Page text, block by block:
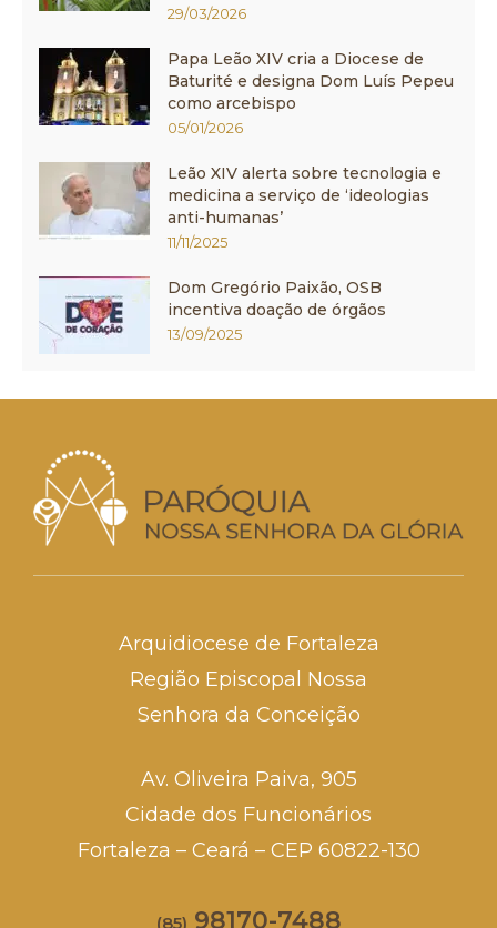
29/03/2026
Papa Leão XIV cria a Diocese de
Baturité e designa Dom Luís Pepeu
como arcebispo
05/01/2026
Leão XIV alerta sobre tecnologia e
medicina a serviço de ‘ideologias
anti-humanas’
11/11/2025
Dom Gregório Paixão, OSB
incentiva doação de órgãos
13/09/2025
Arquidiocese de Fortaleza
Região Episcopal Nossa
Senhora da Conceição
Av. Oliveira Paiva, 905
Cidade dos Funcionários
Fortaleza – Ceará – CEP 60822-130
(85) 98170-7488